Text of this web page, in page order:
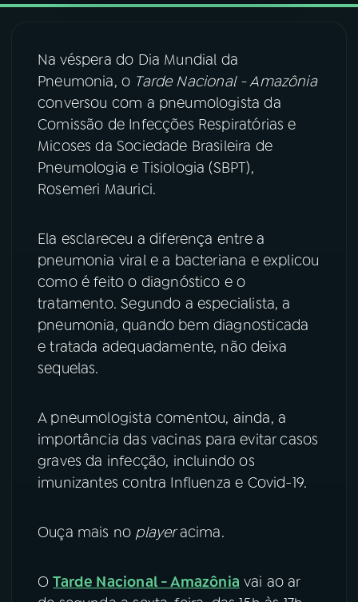
ACOMPANHE A RÁDIO NACIONAL
YouTube Facebook
Instagram X
TikTok
Na véspera do Dia Mundial da
Pneumonia, o Tarde Nacional - Amazônia
conversou com a pneumologista da
Comissão de Infecções Respiratórias e
Micoses da Sociedade Brasileira de
Pneumologia e Tisiologia (SBPT),
Rosemeri Maurici.
Ela esclareceu a diferença entre a
pneumonia viral e a bacteriana e explicou
como é feito o diagnóstico e o
tratamento. Segundo a especialista, a
pneumonia, quando bem diagnosticada
e tratada adequadamente, não deixa
sequelas.
A pneumologista comentou, ainda, a
importância das vacinas para evitar casos
graves da infecção, incluindo os
imunizantes contra Influenza e Covid-19.
Ouça mais no playeracima.
OTarde Nacional - Amazônia vai ao ar